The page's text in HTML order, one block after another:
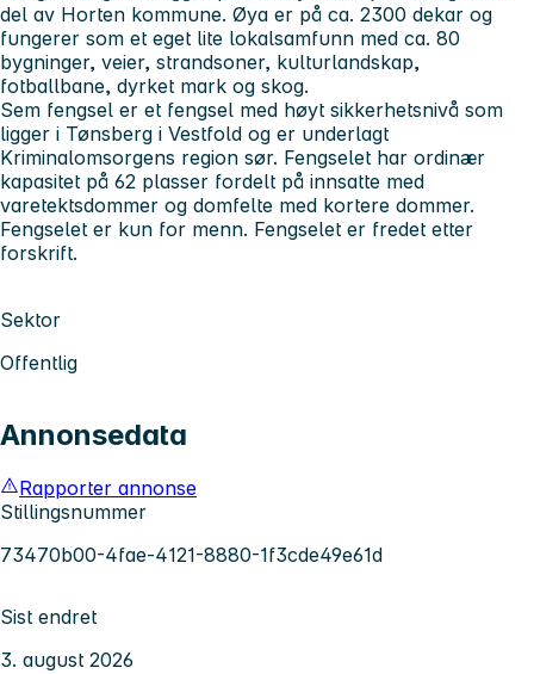
del av Horten kommune. Øya er på ca. 2300 dekar og
fungerer som et eget lite lokalsamfunn med ca. 80
bygninger, veier, strandsoner, kulturlandskap,
fotballbane, dyrket mark og skog.
Sem fengsel er et fengsel med høyt sikkerhetsnivå som
ligger i Tønsberg i Vestfold og er underlagt
Kriminalomsorgens region sør. Fengselet har ordinær
kapasitet på 62 plasser fordelt på innsatte med
varetektsdommer og domfelte med kortere dommer.
Fengselet er kun for menn. Fengselet er fredet etter
forskrift.
Sektor
Offentlig
Annonsedata
Rapporter annonse
Stillingsnummer
73470b00-4fae-4121-8880-1f3cde49e61d
Sist endret
3. august 2026